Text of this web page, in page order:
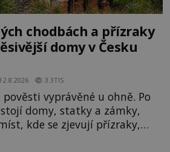
chodbách a přízraky
domy v Česku
2.8.2026 3.3TIS
vyprávěné u ohně. Po
domy, statky a zámky,
kde se zjevují přízraky,
zvuky nebo se dějí podivné